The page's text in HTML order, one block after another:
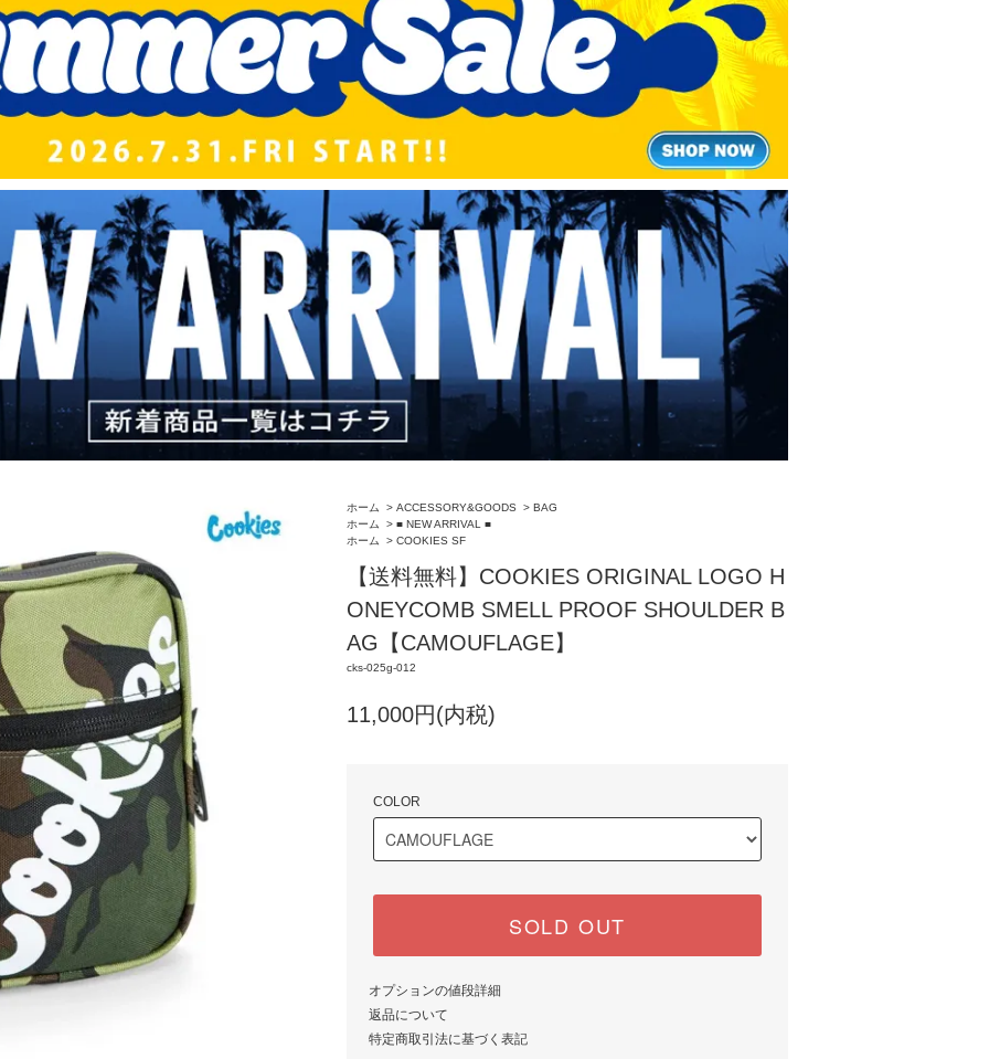
ホーム > ACCESSORY&GOODS > BAG
ホーム
> ■ NEW ARRIVAL ■
ホーム
> COOKIES SF
【送料無料】COOKIES ORIGINAL LOGO H
ONEYCOMB SMELL PROOF SHOULDER B
AG【CAMOUFLAGE】
cks-025g-012
11,000円(内税)
COLOR
SOLD OUT
オプションの値段詳細
返品について
特定商取引法に基づく表記